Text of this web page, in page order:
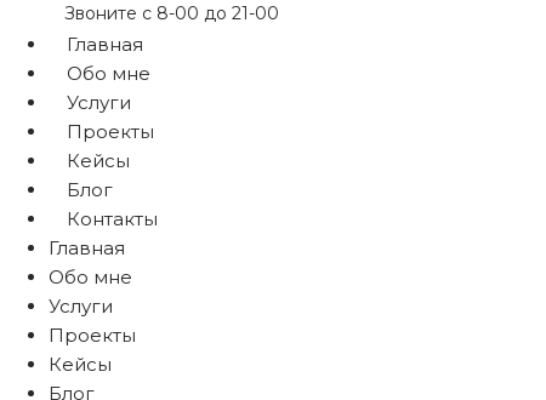
Звоните с 8-00 до 21-00
Главная
Обо мне
Услуги
Проекты
Кейсы
Блог
Контакты
Главная
Обо мне
Услуги
Проекты
Кейсы
Блог